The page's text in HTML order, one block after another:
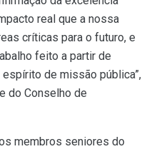
real que a nossa
críticas para o futuro, e
feito a partir de
de missão pública”,
do Conselho de
membros seniores do